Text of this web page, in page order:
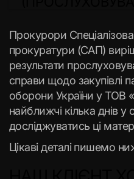
Прокурори
прокуратури (САП)
результати
справи щодо закупівлі
оборони України у ТОВ
найближчі кілька днів у
досліджуватись ці
Цікаві деталі пишемо